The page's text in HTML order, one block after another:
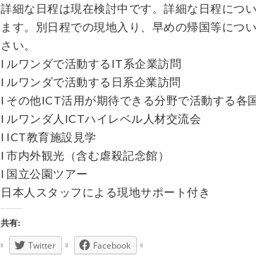
詳細な日程は現在検討中です。詳細な日程につ
ます。別日程での現地入り、早めの帰国等につ
さい。
l ルワンダで活動するIT系企業訪問
l ルワンダで活動する日系企業訪問
l その他ICT活用が期待できる分野で活動する各
l ルワンダ人ICTハイレベル人材交流会
l ICT教育施設見学
l 市内外観光（含む虐殺記念館）
l 国立公園ツアー
日本人スタッフによる現地サポート付き
共有:
Twitter Facebook